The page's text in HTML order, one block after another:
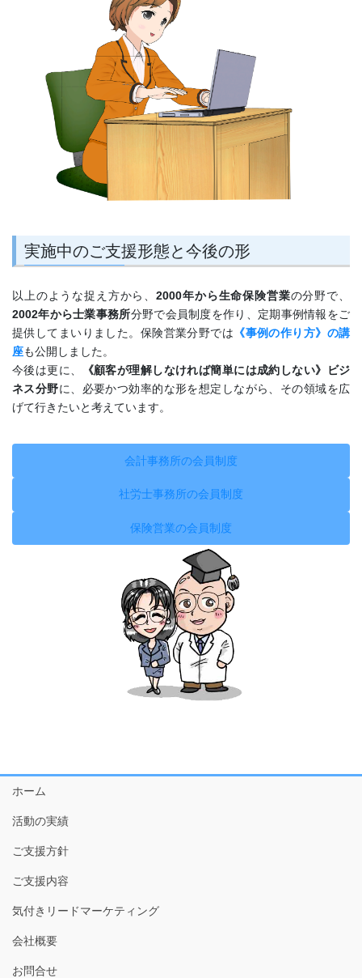
実施中のご支援形態と今後の形
以上のような捉え方から、2000年から生命保険営業の分野で、
2002年から士業事務所分野で会員制度を作り、定期事例情報をご
提供してまいりました。保険営業分野では 《事例の作り方》の講
座も公開しました。
今後は更に、
《顧客が理解しなければ簡単には成約しない》ビジ
ネス分野に、必要かつ効率的な形を想定しながら、その領域を広
げて行きたいと考えています。
会計事務所の会員制度
社労士事務所の会員制度
保険営業の会員制度
ホーム
活動の実績
ご支援方針
ご支援内容
気付きリードマーケティング
会社概要
お問合せ